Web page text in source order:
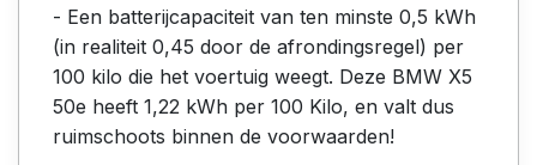
- Een batterijcapaciteit van ten minste 0,5 kWh
(in realiteit 0,45 door de afrondingsregel) per
100 kilo die het voertuig weegt. Deze BMW X5
50e heeft 1,22 kWh per 100 Kilo, en valt dus
ruimschoots binnen de voorwaarden!